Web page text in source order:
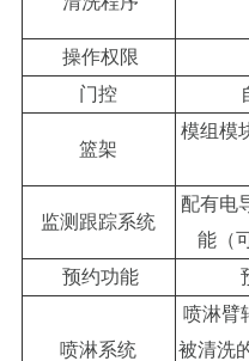
操作权限
门控
篮架
模组模
监测跟踪系统
配有电
能（
预约功能
喷淋系统
喷淋臂
被清洗